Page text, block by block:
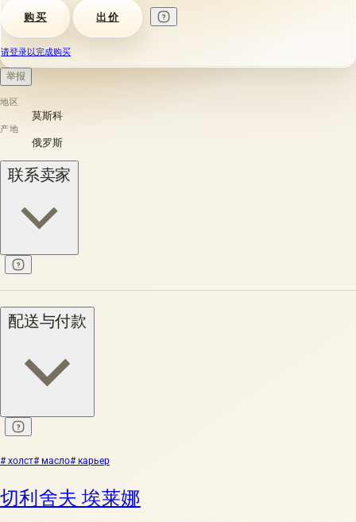
购买 出价
请登录以完成购买
举报
地区
莫斯科
产地
俄罗斯
联系卖家
配送与付款
# холст# масло# карьер
切利舍夫 埃莱娜